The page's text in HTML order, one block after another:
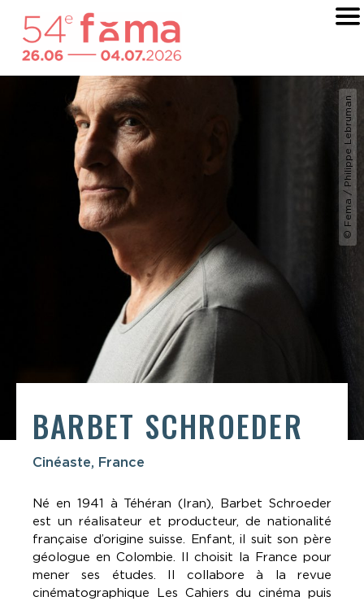
© Fema / Philippe Lebruman
BARBET SCHROEDER
Cinéaste, France
Né en 1941 à Téhéran (Iran), Barbet Schroeder
est un réalisateur et producteur, de nationalité
française d’origine suisse. Enfant, il suit son père
géologue en Colombie. Il choisit la France pour
mener ses études. Il collabore à la revue
cinématographique Les Cahiers du cinéma puis